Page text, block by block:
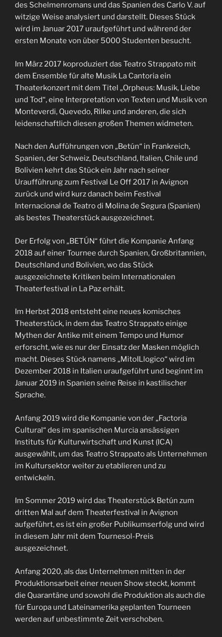
des Schelmenromans und das Spanien des Carlo V. auf
witzige Weise analysiert und darstellt. Dieses Stück
wird im Januar 2017 uraufgeführt und während der
ersten Monate von über 5000 Studenten besucht.
Im März 2017 koproduziert das Teatro Strappato mit
dem Ensemble für alte Musik La Cantoria ein
Theaterkonzert mit dem Titel „Orpheus: Musik, Liebe
und Tod“, eine Interpretation von Texten und Musik von
Monteverdi, Quevedo, Rilke und anderen, die sich
leidenschaftlich diesen großen Themen widmeten.
Nach den Aufführungen von „Betún“ in Frankreich,
Spanien, der Schweiz, Deutschland, Italien, Chile und
Bolivien kehrt das Stück ein Jahr nach seiner
Uraufführung zum Festival Le Off 2017 in Avignon
zurück und wird kurz danach beim Festival
Internacional de Teatro di Molina de Segura (Spanien)
als bestes Theaterstück ausgezeichnet.
Der Erfolg von „BETÚN“ führt die Kompanie Anfang
2018 auf einer Tournee durch Spanien, Großbritannien,
Deutschland und Bolivien, wo das Stück
ausgezeichnete Kritiken beim Internationalen
Theaterfestival in La Paz erhält.
Im Herbst 2018 entsteht eine neues komisches
Theaterstück, in dem das Teatro Strappato einige
Mythen der Antike mit einem Tempo und Humor
erforscht, wie es nur der Einsatz der Masken möglich
macht. Dieses Stück namens „MitoILlogico“ wird im
Dezember 2018 in Italien uraufgeführt und beginnt im
Januar 2019 in Spanien seine Reise in kastilischer
Sprache.
Anfang 2019 wird die Kompanie von der „Factoria
Cultural“ des im spanischen Murcia ansässigen
Instituts für Kulturwirtschaft und Kunst (ICA)
ausgewählt, um das Teatro Strappato als Unternehmen
im Kultursektor weiter zu etablieren und zu
entwickeln.
Im Sommer 2019 wird das Theaterstück Betún zum
dritten Mal auf dem Theaterfestival in Avignon
aufgeführt, es ist ein großer Publikumserfolg und wird
in diesem Jahr mit dem Tournesol-Preis
ausgezeichnet.
Anfang 2020, als das Unternehmen mitten in der
Produktionsarbeit einer neuen Show steckt, kommt
die Quarantäne und sowohl die Produktion als auch die
für Europa und Lateinamerika geplanten Tourneen
werden auf unbestimmte Zeit verschoben.